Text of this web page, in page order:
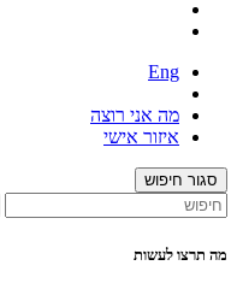
Eng
מה אני רוצה
איזור אישי
סגור חיפוש
מה תרצו לעשות